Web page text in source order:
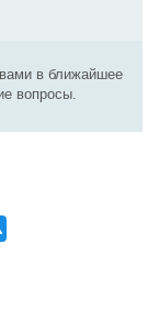
в ближайшее
вопросы.